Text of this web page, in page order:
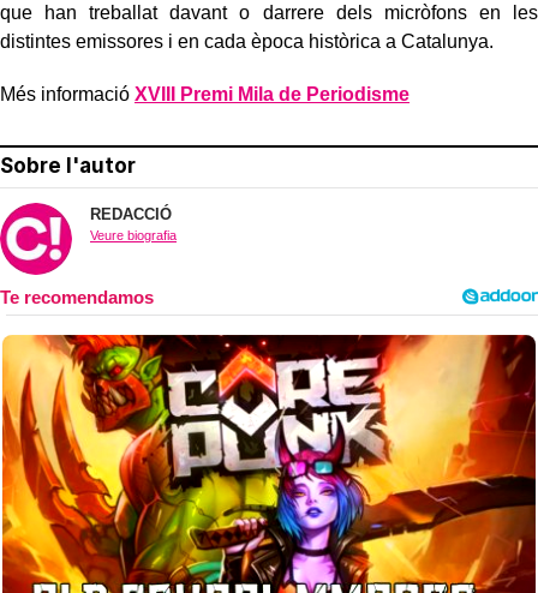
que han treballat davant o darrere dels micròfons en les
distintes emissores i en cada època històrica a Catalunya.
Més informació XVIII Premi Mila de Periodisme
Sobre l'autor
REDACCIÓ
Veure biografia